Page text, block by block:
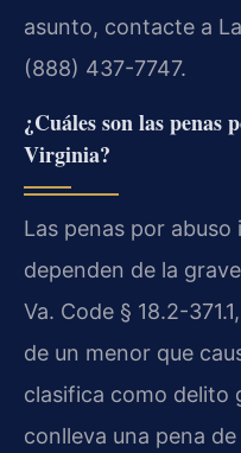
asunto, contacte a
(888) 437-7747.
¿Cuáles son las penas
Virginia?
Las penas por
dependen de la
Va. Code § 18.2-
de un menor que
clasifica como delito
conlleva una pena